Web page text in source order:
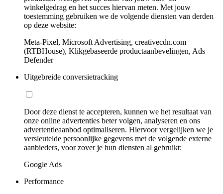
winkelgedrag en het succes hiervan meten. Met jouw
toestemming gebruiken we de volgende diensten van derden
op deze website:
Meta-Pixel, Microsoft Advertising, creativecdn.com
(RTBHouse), Klikgebaseerde productaanbevelingen, Ads
Defender
Uitgebreide conversietracking
Door deze dienst te accepteren, kunnen we het resultaat van
onze online advertenties beter volgen, analyseren en ons
advertentieaanbod optimaliseren. Hiervoor vergelijken we je
versleutelde persoonlijke gegevens met de volgende externe
aanbieders, voor zover je hun diensten al gebruikt:
Google Ads
Performance